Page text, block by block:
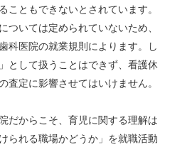
こともできないとされています。
ついては定められていないため、
科医院の就業規則によります。し
として扱うことはできず、看護休
査定に影響させてはいけません。
だからこそ、育児に関する理解は
られる職場かどうか」を就職活動